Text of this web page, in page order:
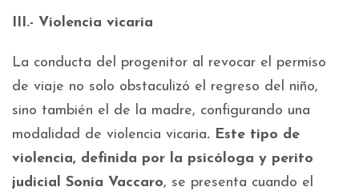
III.- Violencia vicaria
La conducta del progenitor al revocar el permiso
de viaje no solo obstaculizó el regreso del niño,
sino también el de la madre, configurando una
modalidad de violencia vicaria. Este tipo de
violencia, definida por la psicóloga y perito
judicial Sonia Vaccaro, se presenta cuando el